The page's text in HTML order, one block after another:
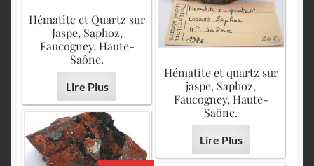
Hématite et Quartz sur
Jaspe, Saphoz,
Faucogney, Haute-
Saône.
Lire Plus
Hématite et quartz sur
jaspe, Saphoz,
Faucogney, Haute-
Saône.
Lire Plus